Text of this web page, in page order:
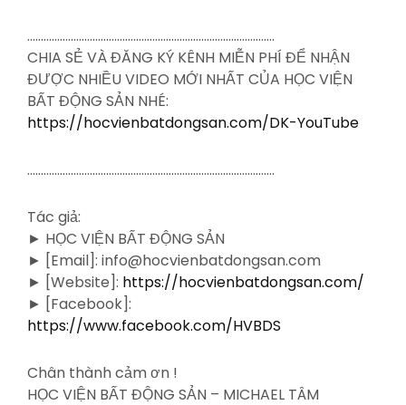
……………………………………………………………………………….
CHIA SẺ VÀ ĐĂNG KÝ KÊNH MIỄN PHÍ ĐỂ NHẬN
ĐƯỢC NHIỀU VIDEO MỚI NHẤT CỦA HỌC VIỆN
BẤT ĐỘNG SẢN NHÉ:
https://hocvienbatdongsan.com/DK-YouTube
……………………………………………………………………………….
Tác giả:
► HỌC VIỆN BẤT ĐỘNG SẢN
► [Email]: info@hocvienbatdongsan.com
► [Website]: https://hocvienbatdongsan.com/
► [Facebook]:
https://www.facebook.com/HVBDS
Chân thành cảm ơn !
HỌC VIỆN BẤT ĐỘNG SẢN – MICHAEL TÂM